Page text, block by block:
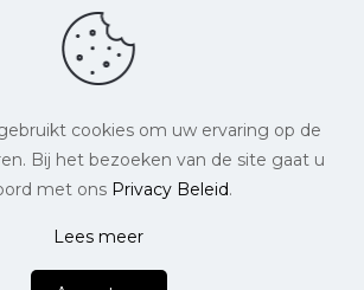
Alle rechten voorbehouden. |
maken
cookies om uw ervaring op de
Bij het bezoeken van de site gaat u
met ons Privacy Beleid.
Lees meer